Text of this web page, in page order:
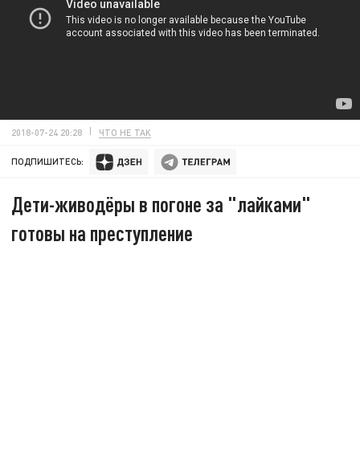
2018-07-24 20:28 ЧТО НЕ ТАК
ПОДПИШИТЕСЬ:
Дети-живодёры в погоне за "лайками"
готовы на преступление